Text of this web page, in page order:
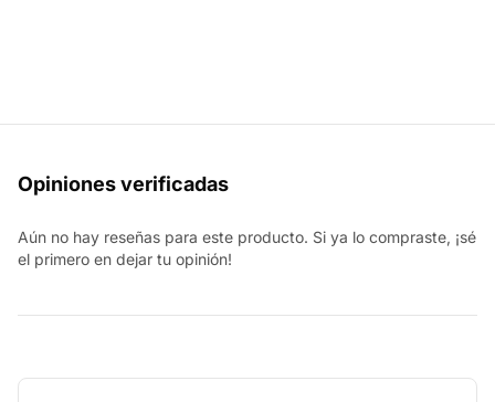
Opiniones verificadas
Aún no hay reseñas para este producto. Si ya lo compraste, ¡sé
el primero en dejar tu opinión!